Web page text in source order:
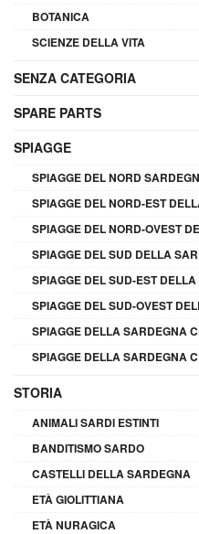
BOTANICA
SCIENZE DELLA VITA
SENZA CATEGORIA
SPARE PARTS
SPIAGGE
SPIAGGE DEL NORD
SPIAGGE DEL NORD-EST
SPIAGGE DEL NORD-OVEST
SPIAGGE DEL SUD DELLA
SPIAGGE DEL SUD-EST
SPIAGGE DEL SUD-OVEST
SPIAGGE DELLA SARDEGNA
SPIAGGE DELLA SARDEGNA
STORIA
ANIMALI SARDI ESTINTI
BANDITISMO SARDO
CASTELLI DELLA SARDEGNA
ETÀ GIOLITTIANA
ETÀ NURAGICA